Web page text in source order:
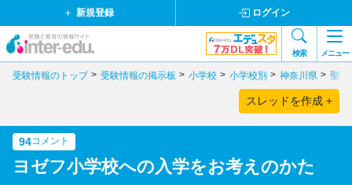
新規登録 ログイン
検索 メニュー
受験情報のトップ 受験情報の掲示板 小学校 小学校別 神奈川県 聖ヨ
スレッドを作成 +
94コメント
ヨゼフ小学校への入学をお考えのかた